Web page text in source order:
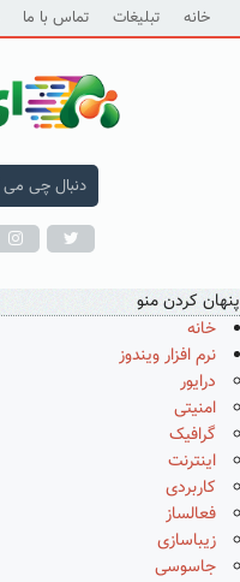
خانه تبلیغات تماس با ما
پنهان کردن منو
خانه
نرم افزار ویندوز
درایور
امنیتی
گرافیک
اینترنت
کاربردی
فعالساز
زیباسازی
جاسوسی